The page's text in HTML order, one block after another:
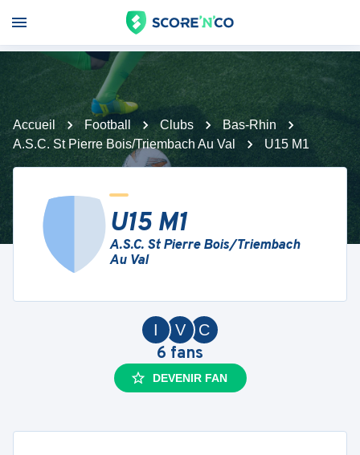
Accueil Football Clubs
Bas-Rhin
A.S.C. St Pierre Bois/Triembach Au Val
U15 M1
U15 M1
A.S.C. St Pierre Bois/Triembach
Au Val
C
V
I
6 fans
DEVENIR FAN